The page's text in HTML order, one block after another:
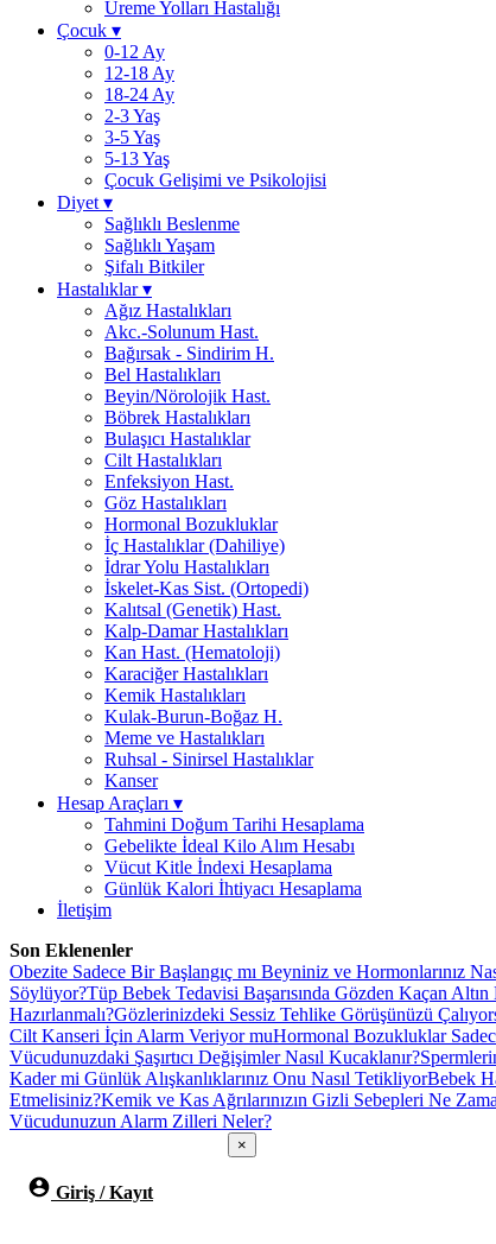
Üreme Yolları Hastalığı
Çocuk ▾
0-12 Ay
12-18 Ay
18-24 Ay
2-3 Yaş
3-5 Yaş
5-13 Yaş
Çocuk Gelişimi ve Psikolojisi
Diyet ▾
Sağlıklı Beslenme
Sağlıklı Yaşam
Şifalı Bitkiler
Hastalıklar▾
Ağız Hastalıkları
Akc.-Solunum Hast.
Bağırsak - Sindirim H.
Bel Hastalıkları
Beyin/Nörolojik Hast.
Böbrek Hastalıkları
Bulaşıcı Hastalıklar
Cilt Hastalıkları
Enfeksiyon Hast.
Göz Hastalıkları
Hormonal Bozukluklar
İç Hastalıklar (Dahiliye)
İdrar Yolu Hastalıkları
İskelet-Kas Sist. (Ortopedi)
Kalıtsal (Genetik) Hast.
Kalp-Damar Hastalıkları
Kan Hast. (Hematoloji)
Karaciğer Hastalıkları
Kemik Hastalıkları
Kulak-Burun-Boğaz H.
Meme ve Hastalıkları
Ruhsal - Sinirsel Hastalıklar
Kanser
Hesap Araçları ▾
Tahmini Doğum Tarihi Hesaplama
Gebelikte İdeal Kilo Alım Hesabı
Vücut Kitle İndexi Hesaplama
Günlük Kalori İhtiyacı Hesaplama
İletişim
Son Eklenenler
Obezite Sadece Bir Başlangıç mı Beyniniz ve Hormonlarınız
Söylüyor?Tüp Bebek Tedavisi Başarısında Gözden Kaçan
Hazırlanmalı?Gözlerinizdeki Sessiz Tehlike Görüşünüzü
Cilt Kanseri İçin Alarm Veriyor muHormonal Bozukluklar
Vücudunuzdaki Şaşırtıcı Değişimler Nasıl Kucaklanır?
Kader mi Günlük Alışkanlıklarınız Onu Nasıl TetikliyorBebek
Etmelisiniz?Kemik ve Kas Ağrılarınızın Gizli Sebepleri Ne
Vücudunuzun Alarm Zilleri Neler?
×
Giriş / Kayıt